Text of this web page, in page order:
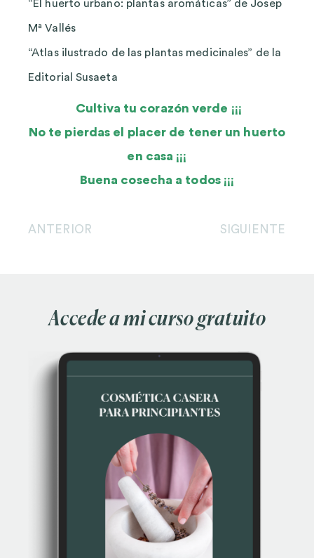
“El huerto urbano: plantas aromáticas” de Josep
Mª Vallés
“Atlas ilustrado de las plantas medicinales” de la
Editorial Susaeta
Cultiva tu corazón verde ¡¡¡
No te pierdas el placer de tener un huerto
en casa ¡¡¡
Buena cosecha a todos ¡¡¡
ANTERIOR SIGUIENTE
Accede a mi curso gratuito